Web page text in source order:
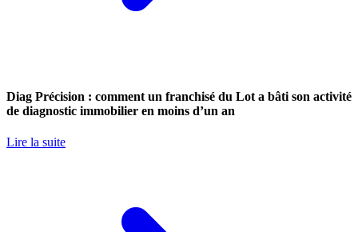
Diag Précision : comment un franchisé du Lot a bâti son activité
de diagnostic immobilier en moins d’un an
Lire la suite